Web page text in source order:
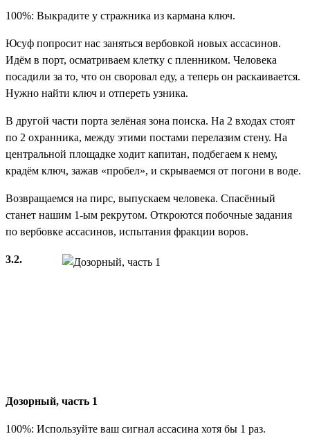
100%: Выкрадите у стражника из кармана ключ.
Юсуф попросит нас заняться вербовкой новых ассасинов.
Идём в порт, осматриваем клетку с пленником. Человека
посадили за то, что он своровал еду, а теперь он раскаивается.
Нужно найти ключ и отпереть узника.
В другой части порта зелёная зона поиска. На 2 входах стоят
по 2 охранника, между этими постами перелазим стену. На
центральной площадке ходит капитан, подбегаем к нему,
крадём ключ, зажав «пробел», и скрываемся от погони в воде.
Возвращаемся на пирс, выпускаем человека. Спасённый
станет нашим 1-ым рекрутом. Откроются побочные задания
по вербовке ассасинов, испытания фракции воров.
3.2.
Дозорный, часть 1
100%: Используйте ваш сигнал ассасина хотя бы 1 раз.